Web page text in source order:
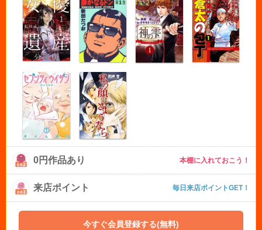
0円作品あり 本棚に入れておこう！
来店ポイント 毎日来店ポイントGET！
今すぐ会員登録する(無料)